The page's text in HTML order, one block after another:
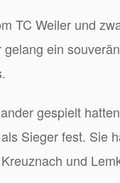
TC Weiler und
ein
gespielt
Sieger fest. Sie
und